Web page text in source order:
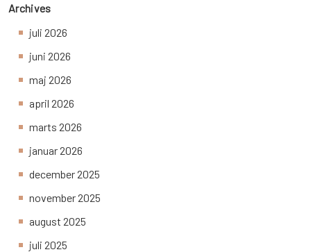
Archives
juli 2026
juni 2026
maj 2026
april 2026
marts 2026
januar 2026
december 2025
november 2025
august 2025
juli 2025